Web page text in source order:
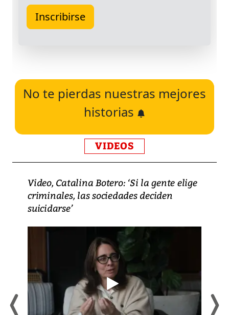
No te pierdas nuestras mejores
historias
VIDEOS
Video, Catalina Botero: ‘Si la gente elige
criminales, las sociedades deciden
suicidarse’